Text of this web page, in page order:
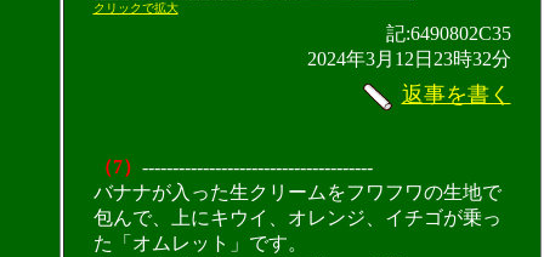
クリックで拡大
記:6490802C35
2024年3月12日23時32分
返事を書く
（7） --------------------------------------
バナナが入った生クリームをフワフワの生地で
包んで、上にキウイ、オレンジ、イチゴが乗っ
た「オムレット」です。